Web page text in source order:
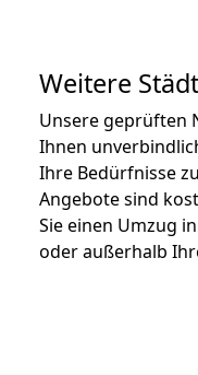
Weitere
Unsere geprüften
Ihnen
Ihre Bedürfnisse
Angebote sind
Sie einen Umzug
oder außerhalb